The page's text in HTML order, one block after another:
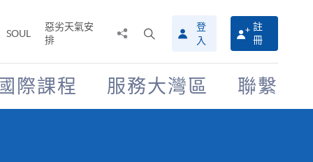
SOUL
惡劣天氣安
排
搜
尋
介
面
登
入
註
冊
際課程 服務大灣區 聯繫